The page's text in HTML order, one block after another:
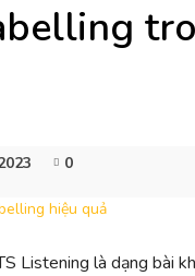
0
Listening là dạng bài